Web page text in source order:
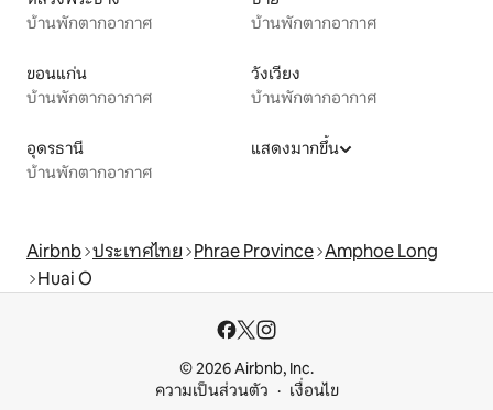
บ้านพักตากอากาศ
บ้านพักตากอากาศ
ขอนแก่น
บ้านพักตากอากาศ
วังเวียง
บ้านพักตากอากาศ
อุดรธานี
บ้านพักตากอากาศ
แสดงมากขึ้น
Airbnb ประเทศไทย Phrae Province Amphoe Long
Huai O
© 2026 Airbnb, Inc.
ความเป็นส่วนตัว
เงื่อนไข